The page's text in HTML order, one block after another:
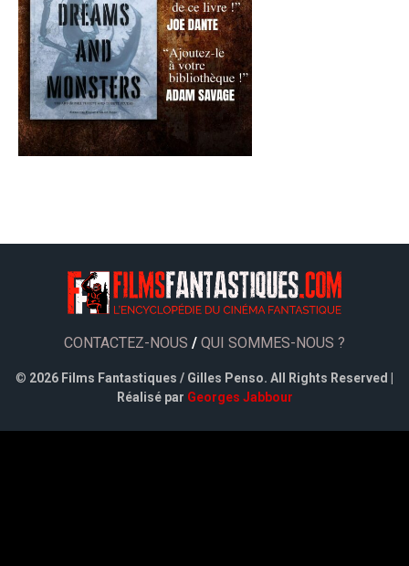
CONTACTEZ-NOUS / QUI SOMMES-NOUS ?
© 2026 Films Fantastiques / Gilles Penso. All Rights Reserved |
Réalisé par Georges Jabbour